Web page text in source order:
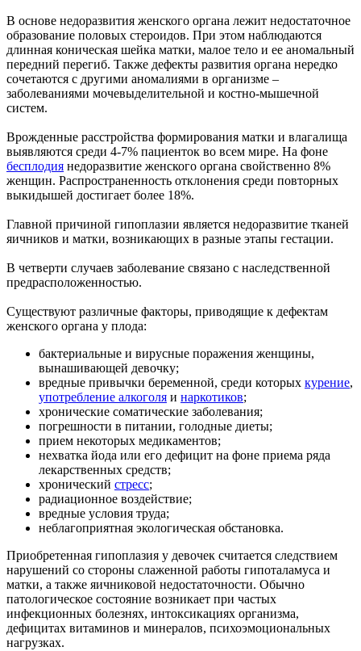
В основе недоразвития женского органа лежит недостаточное
образование половых стероидов. При этом наблюдаются
длинная коническая шейка матки, малое тело и ее аномальный
передний перегиб. Также дефекты развития органа нередко
сочетаются с другими аномалиями в организме –
заболеваниями мочевыделительной и костно-мышечной
систем.
Врожденные расстройства формирования матки и влагалища
выявляются среди 4-7% пациенток во всем мире. На фоне
бесплодия недоразвитие женского органа свойственно 8%
женщин. Распространенность отклонения среди повторных
выкидышей достигает более 18%.
Главной причиной гипоплазии является недоразвитие тканей
яичников и матки, возникающих в разные этапы гестации.
В четверти случаев заболевание связано с наследственной
предрасположенностью.
Существуют различные факторы, приводящие к дефектам
женского органа у плода:
бактериальные и вирусные поражения женщины,
вынашивающей девочку;
вредные привычки беременной, среди которых курение,
употребление алкоголя и наркотиков;
хронические соматические заболевания;
погрешности в питании, голодные диеты;
прием некоторых медикаментов;
нехватка йода или его дефицит на фоне приема ряда
лекарственных средств;
хронический стресс;
радиационное воздействие;
вредные условия труда;
неблагоприятная экологическая обстановка.
Приобретенная гипоплазия у девочек считается следствием
нарушений со стороны слаженной работы гипоталамуса и
матки, а также яичниковой недостаточности. Обычно
патологическое состояние возникает при частых
инфекционных болезнях, интоксикациях организма,
дефицитах витаминов и минералов, психоэмоциональных
нагрузках.